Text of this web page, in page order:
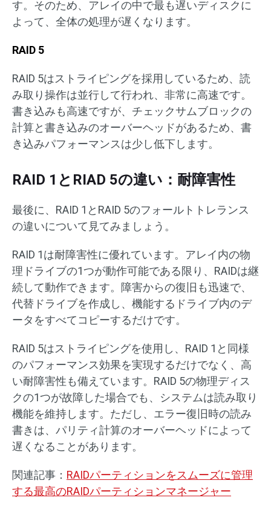
す。そのため、アレイの中で最も遅いディスクに
よって、全体の処理が遅くなります。
RAID 5
RAID 5はストライピングを採用しているため、読
み取り操作は並行して行われ、非常に高速です。
書き込みも高速ですが、チェックサムブロックの
計算と書き込みのオーバーヘッドがあるため、書
き込みパフォーマンスは少し低下します。
RAID 1とRIAD 5の違い：耐障害性
最後に、RAID 1とRAID 5のフォールトトレランス
の違いについて見てみましょう。
RAID 1は耐障害性に優れています。アレイ内の物
理ドライブの1つが動作可能である限り、RAIDは継
続して動作できます。障害からの復旧も迅速で、
代替ドライブを作成し、機能するドライブ内のデ
ータをすべてコピーするだけです。
RAID 5はストライピングを使用し、RAID 1と同様
のパフォーマンス効果を実現するだけでなく、高
い耐障害性も備えています。RAID 5の物理ディス
クの1つが故障した場合でも、システムは読み取り
機能を維持します。ただし、エラー復旧時の読み
書きは、パリティ計算のオーバーヘッドによって
遅くなることがあります。
関連記事： RAIDパーティションをスムーズに管理
する最高のRAIDパーティションマネージャー